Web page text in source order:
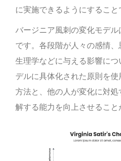
に実施できるようにすること
バージニア風刺の変化モデ
です。各段階が人々の感情、
生理学などに与える影響に
デルに具体化された原則を
方法と、他の人が変化に対
解する能力を向上させること